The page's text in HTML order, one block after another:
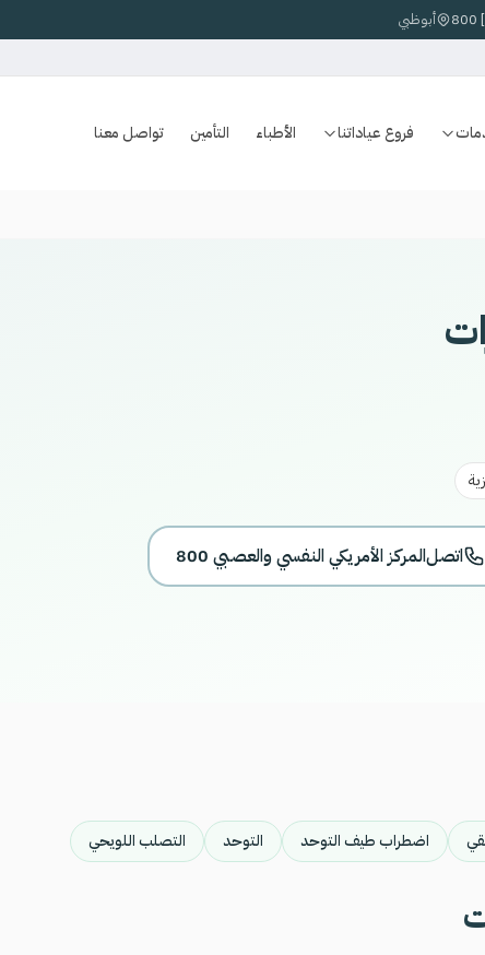
أبوظبي
فروع عياداتنا الأطباء التأمين تواصل معنا
اتصل800 المركز الأمريكي النفسي والعصبي
اضطراب طيف التوحد التوحد التصلب اللويحي